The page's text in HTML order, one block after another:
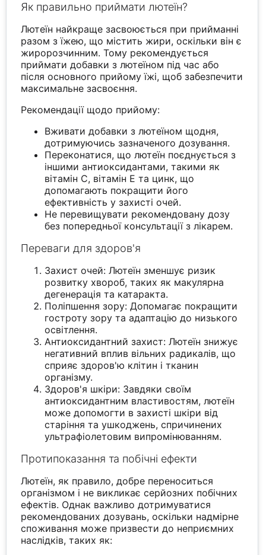
Як правильно приймати лютеїн?
Лютеїн найкраще засвоюється при прийманні
разом з їжею, що містить жири, оскільки він є
жиророзчинним. Тому рекомендується
приймати добавки з лютеїном під час або
після основного прийому їжі, щоб забезпечити
максимальне засвоєння.
Рекомендації щодо прийому:
Вживати добавки з лютеїном щодня,
дотримуючись зазначеного дозування.
Переконатися, що лютеїн поєднується з
іншими антиоксидантами, такими як
вітамін C, вітамін E та цинк, що
допомагають покращити його
ефективність у захисті очей.
Не перевищувати рекомендовану дозу
без попередньої консультації з лікарем.
Переваги для здоров'я
Захист очей: Лютеїн зменшує ризик
розвитку хвороб, таких як макулярна
дегенерація та катаракта.
Поліпшення зору: Допомагає покращити
гостроту зору та адаптацію до низького
освітлення.
Антиоксидантний захист: Лютеїн знижує
негативний вплив вільних радикалів, що
сприяє здоров'ю клітин і тканин
організму.
Здоров'я шкіри: Завдяки своїм
антиоксидантним властивостям, лютеїн
може допомогти в захисті шкіри від
старіння та ушкоджень, спричинених
ультрафіолетовим випромінюванням.
Протипоказання та побічні ефекти
Лютеїн, як правило, добре переноситься
організмом і не викликає серйозних побічних
ефектів. Однак важливо дотримуватися
рекомендованих дозувань, оскільки надмірне
споживання може призвести до неприємних
наслідків, таких як: